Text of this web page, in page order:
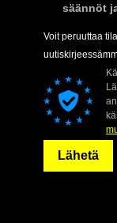
säännöt
Voit peruuttaa
Lähetä